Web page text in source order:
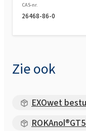
CAS-nr.
26468-86-0
Zie ook
EXOwet